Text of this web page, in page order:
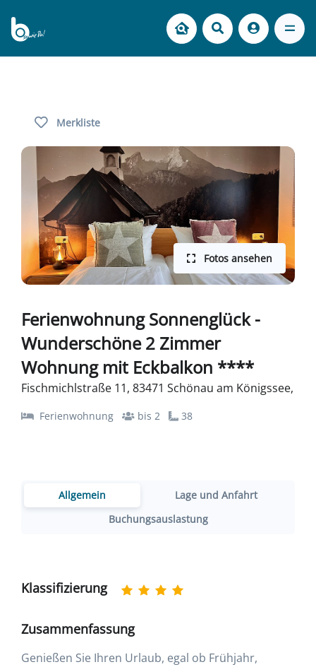
Merkliste
Fotos ansehen
Ferienwohnung Sonnenglück -
Wunderschöne 2 Zimmer
Wohnung mit Eckbalkon ****
Fischmichlstraße 11, 83471 Schönau am Königssee,
Ferienwohnung bis 2 38
Allgemein
Lage und Anfahrt
Buchungsauslastung
Klassifizierung
Zusammenfassung
Genießen Sie Ihren Urlaub, egal ob Frühjahr,